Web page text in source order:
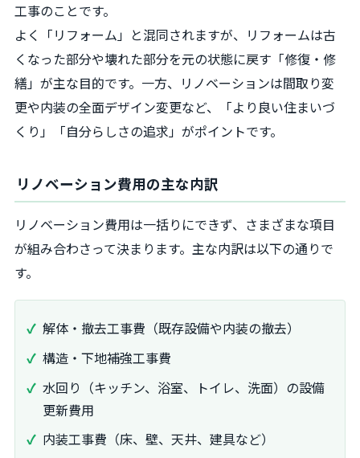
工事のことです。
よく「リフォーム」と混同されますが、リフォームは古
くなった部分や壊れた部分を元の状態に戻す「修復・修
繕」が主な目的です。一方、リノベーションは間取り変
更や内装の全面デザイン変更など、「より良い住まいづ
くり」「自分らしさの追求」がポイントです。
リノベーション費用の主な内訳
リノベーション費用は一括りにできず、さまざまな項目
が組み合わさって決まります。主な内訳は以下の通りで
す。
解体・撤去工事費（既存設備や内装の撤去）
構造・下地補強工事費
水回り（キッチン、浴室、トイレ、洗面）の設備
更新費用
内装工事費（床、壁、天井、建具など）